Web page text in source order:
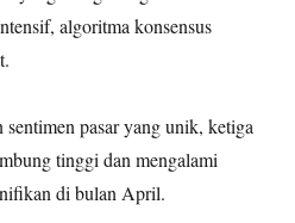
algoritma konsensus
pasar yang unik, ketiga
tinggi dan mengalami
di bulan April.